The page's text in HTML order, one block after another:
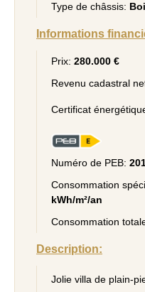
Type de châssis:
Informations
Prix: 280.000 €
Revenu cadastral
Certificat
Numéro de PEB:
Consommation
kWh/m²/an
Consommation
Description:
Jolie villa de plain-